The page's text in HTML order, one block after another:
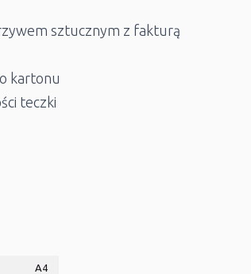
sztucznym z fakturą
kartonu
teczki
A4